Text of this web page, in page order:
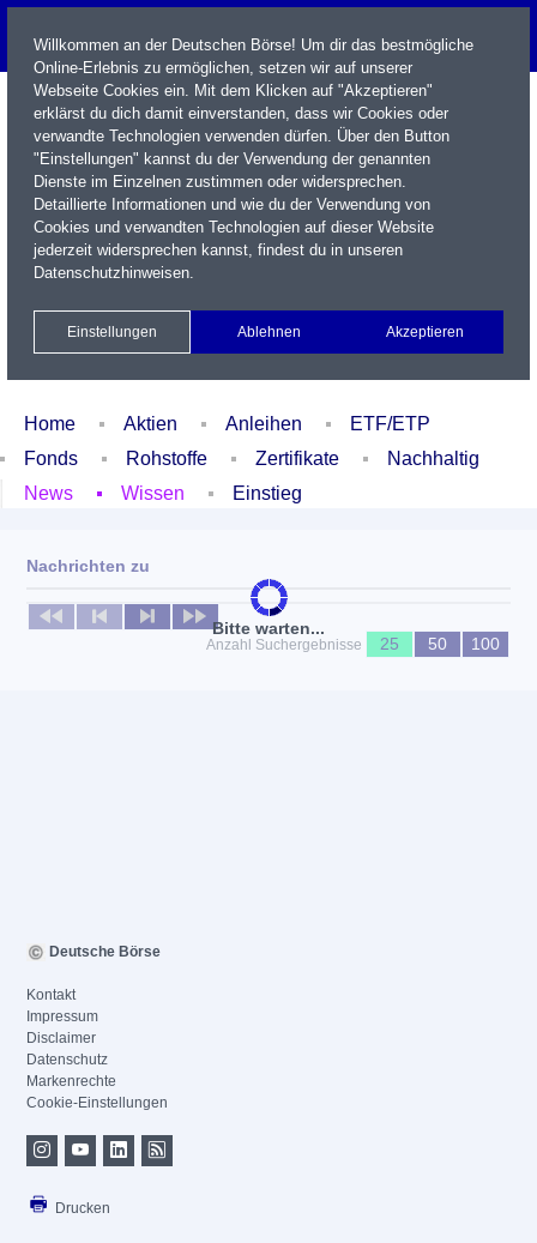
Name / WKN / ISIN / Kürzel
Xetra Realtime
Watchlist Portfolio Login
Home Aktien Anleihen
ETF/ETP
Fonds
Rohstoffe Zertifikate
Nachhaltig
News
Wissen Einstieg
Bitte warten...
Nachrichten zu
Keine News verfügbar
Anzahl Suchergebnisse
25 50 100
Willkommen an der Deutschen Börse! Um dir das bestmögliche
Online-Erlebnis zu ermöglichen, setzen wir auf unserer
Webseite Cookies ein. Mit dem Klicken auf "Akzeptieren"
erklärst du dich damit einverstanden, dass wir Cookies oder
verwandte Technologien verwenden dürfen. Über den Button
"Einstellungen" kannst du der Verwendung der genannten
Dienste im Einzelnen zustimmen oder widersprechen.
Detaillierte Informationen und wie du der Verwendung von
Cookies und verwandten Technologien auf dieser Website
jederzeit widersprechen kannst, findest du in unseren
Datenschutzhinweisen.
Einstellungen Ablehnen Akzeptieren
Deutsche Börse
Kontakt
Impressum
Disclaimer
Datenschutz
Markenrechte
Cookie-Einstellungen
Drucken